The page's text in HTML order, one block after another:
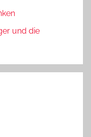
und die